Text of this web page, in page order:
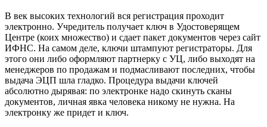
В век высоких технологий вся регистрация проходит
электронно. Учредитель получает ключ в Удостоверящем
Центре (коих множество) и сдает пакет документов через сайт
ИФНС. На самом деле, ключи штампуют регистраторы. Для
этого они либо оформляют партнерку с УЦ, либо выходят на
менеджеров по продажам и подмасливают последних, чтобы
выдача ЭЦП шла гладко. Процедура выдачи ключей
абсолютно дырявая: по электронке надо скинуть сканы
документов, личная явка человека никому не нужна. На
электронку же придет и ключ.